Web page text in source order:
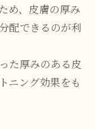
め、皮膚の厚み
配できるのが利
た厚みのある皮
ニング効果をも